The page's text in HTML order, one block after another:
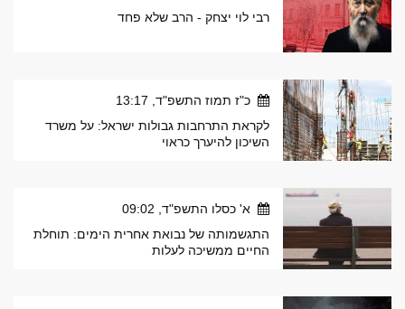
רבי לוי יצחק - הרב שלא פחד
כ"ז תמוז התשפ"ד, 13:17
לקראת התרחבות גבולות ישראל: על משרד
השיכון להיערך כראוי
א' כסלו התשפ"ד, 09:02
התגשמותה של נבואת אחרית הימים: תוחלת
החיים ממשיכה לעלות